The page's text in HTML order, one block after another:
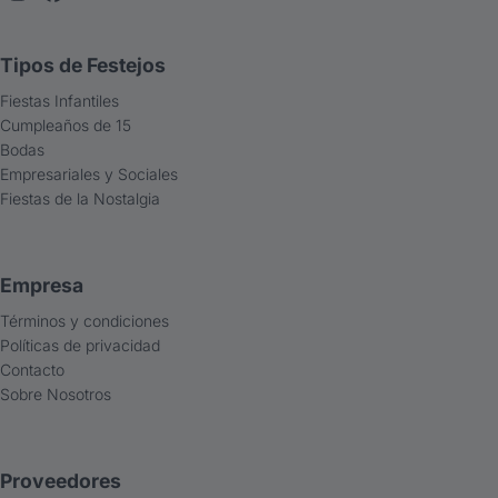
Tipos de Festejos
Fiestas Infantiles
Cumpleaños de 15
Bodas
Empresariales y Sociales
Fiestas de la Nostalgia
Empresa
Términos y condiciones
Políticas de privacidad
Contacto
Sobre Nosotros
Proveedores